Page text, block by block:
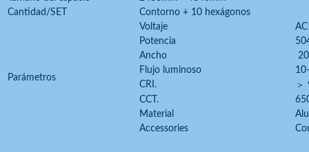
Cantidad/SET
Contorno + 10 hexágonos
Parámetros
Voltaje
Potencia
Ancho
Flujo luminoso
CRI.
＞
CCT.
Material
Accessories